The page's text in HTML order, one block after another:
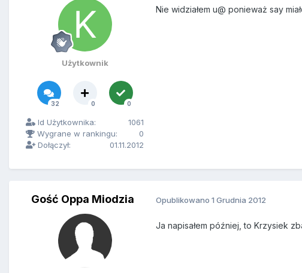
Użytkownik
32 0 0
Id Użytkownika:
1061
Wygrane w rankingu:
0
Dołączył:
01.11.2012
Nie widziałem u@ ponieważ say
Gość Oppa Miodzia Opublikowano 1 Grudnia 2012
Ja napisałem później, to Krzysiek